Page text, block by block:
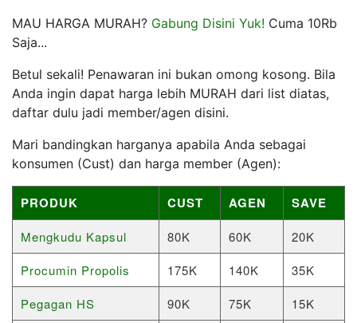
MAU HARGA MURAH? Gabung Disini Yuk! Cuma 10Rb
Saja...
Betul sekali! Penawaran ini bukan omong kosong. Bila
Anda ingin dapat harga lebih MURAH dari list diatas,
daftar dulu jadi member/agen disini.
Mari bandingkan harganya apabila Anda sebagai
konsumen (Cust) dan harga member (Agen):
PRODUK CUST AGEN SAVE
Mengkudu Kapsul 80K 60K
20K
Procumin Propolis
175K 140K
35K
Pegagan HS
90K 75K
15K